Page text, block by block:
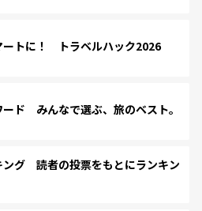
ートに！ トラベルハック2026
ド みんなで選ぶ、旅のベスト。
ング 読者の投票をもとにランキン